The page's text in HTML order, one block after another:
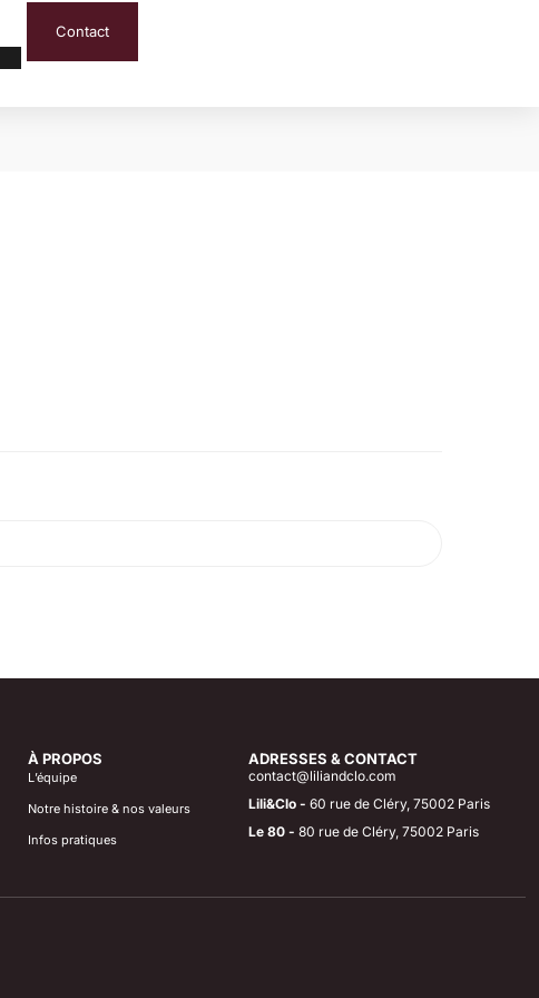
Contact
À PROPOS
L’équipe
Notre histoire & nos valeurs
Infos pratiques
ADRESSES & CONTACT
contact@liliandclo.com
Lili&Clo - 60 rue de Cléry, 75002 Paris
Le 80 - 80 rue de Cléry, 75002 Paris